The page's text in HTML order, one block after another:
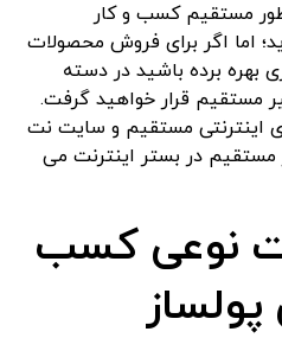
طور مستقیم کسب و کار
اما اگر برای فروش محصولات
بهره برده باشید در دسته
مستقیم قرار خواهید گرفت.
اینترنتی مستقیم و سایت نت
در بستر اینترنت می
نوعی کسب
پولساز